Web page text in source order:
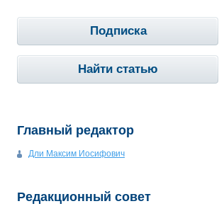
Подписка
Найти статью
Главный редактор
Дли Максим Иосифович
Редакционный совет